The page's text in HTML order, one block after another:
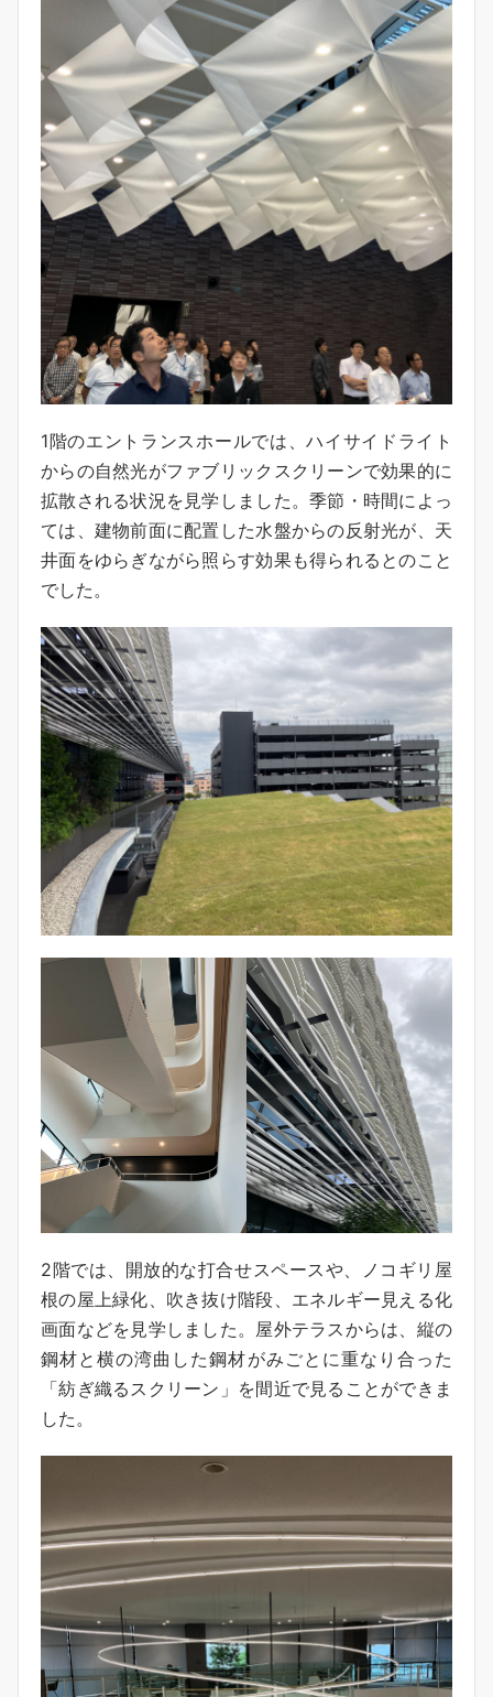
1階のエントランスホールでは、ハイサイドライト
からの自然光がファブリックスクリーンで効果的に
拡散される状況を見学しました。季節・時間によっ
ては、建物前面に配置した水盤からの反射光が、天
井面をゆらぎながら照らす効果も得られるとのこと
でした。
2階では、開放的な打合せスペースや、ノコギリ屋
根の屋上緑化、吹き抜け階段、エネルギー見える化
画面などを見学しました。屋外テラスからは、縦の
鋼材と横の湾曲した鋼材がみごとに重なり合った
「紡ぎ織るスクリーン」を間近で見ることができま
した。